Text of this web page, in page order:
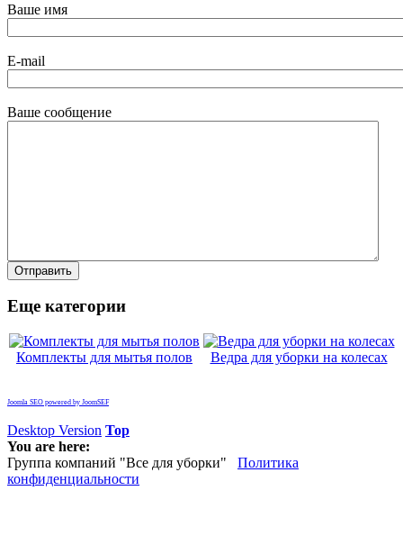
Ваше имя
E-mail
Ваше сообщение
Еще категории
Комплекты для мытья полов Ведра для уборки на колесах
Joomla SEO powered by JoomSEF
Desktop Version Top
You are here:
Группа компаний "Все для уборки" Политика
конфиденциальности